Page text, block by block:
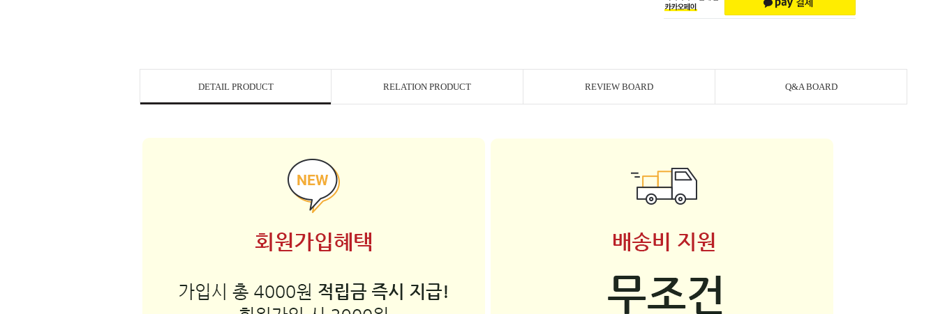
DETAIL PRODUCT RELATION PRODUCT REVIEW BOARD Q&A BOARD